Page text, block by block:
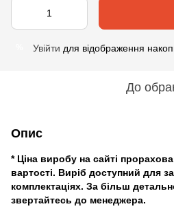
Увійти для відображення
До
Опис
* Ціна виробу на сайті
вартості. Виріб доступний для
комплектаціях. За більш
звертайтесь до менеджера.